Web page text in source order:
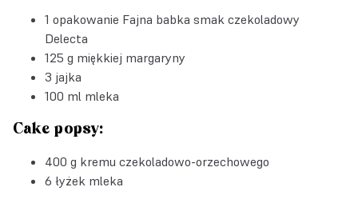
1 opakowanie Fajna babka smak czekoladowy
Delecta
125 g miękkiej margaryny
3 jajka
100 ml mleka
Cake popsy:
400 g kremu czekoladowo-orzechowego
6 łyżek mleka